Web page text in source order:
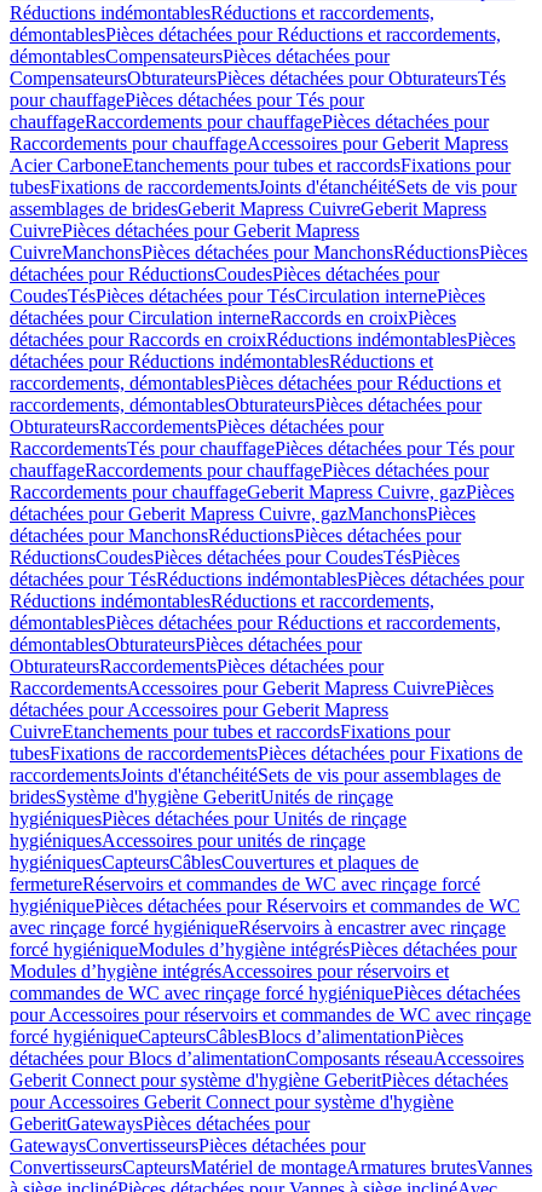
Réductions indémontablesRéductions et raccordements,
démontablesPièces détachées pour Réductions et raccordements,
démontablesCompensateursPièces détachées pour
CompensateursObturateursPièces détachées pour ObturateursTés
pour chauffagePièces détachées pour Tés pour
chauffageRaccordements pour chauffagePièces détachées pour
Raccordements pour chauffageAccessoires pour Geberit Mapress
Acier CarboneEtanchements pour tubes et raccordsFixations pour
tubesFixations de raccordementsJoints d'étanchéitéSets de vis pour
assemblages de bridesGeberit Mapress CuivreGeberit Mapress
CuivrePièces détachées pour Geberit Mapress
CuivreManchonsPièces détachées pour ManchonsRéductionsPièces
détachées pour RéductionsCoudesPièces détachées pour
CoudesTésPièces détachées pour TésCirculation internePièces
détachées pour Circulation interneRaccords en croixPièces
détachées pour Raccords en croixRéductions indémontablesPièces
détachées pour Réductions indémontablesRéductions et
raccordements, démontablesPièces détachées pour Réductions et
raccordements, démontablesObturateursPièces détachées pour
ObturateursRaccordementsPièces détachées pour
RaccordementsTés pour chauffagePièces détachées pour Tés pour
chauffageRaccordements pour chauffagePièces détachées pour
Raccordements pour chauffageGeberit Mapress Cuivre, gazPièces
détachées pour Geberit Mapress Cuivre, gazManchonsPièces
détachées pour ManchonsRéductionsPièces détachées pour
RéductionsCoudesPièces détachées pour CoudesTésPièces
détachées pour TésRéductions indémontablesPièces détachées pour
Réductions indémontablesRéductions et raccordements,
démontablesPièces détachées pour Réductions et raccordements,
démontablesObturateursPièces détachées pour
ObturateursRaccordementsPièces détachées pour
RaccordementsAccessoires pour Geberit Mapress CuivrePièces
détachées pour Accessoires pour Geberit Mapress
CuivreEtanchements pour tubes et raccordsFixations pour
tubesFixations de raccordementsPièces détachées pour Fixations de
raccordementsJoints d'étanchéitéSets de vis pour assemblages de
bridesSystème d'hygiène GeberitUnités de rinçage
hygiéniquesPièces détachées pour Unités de rinçage
hygiéniquesAccessoires pour unités de rinçage
hygiéniquesCapteursCâblesCouvertures et plaques de
fermetureRéservoirs et commandes de WC avec rinçage forcé
hygiéniquePièces détachées pour Réservoirs et commandes de WC
avec rinçage forcé hygiéniqueRéservoirs à encastrer avec rinçage
forcé hygiéniqueModules d’hygiène intégrésPièces détachées pour
Modules d’hygiène intégrésAccessoires pour réservoirs et
commandes de WC avec rinçage forcé hygiéniquePièces détachées
pour Accessoires pour réservoirs et commandes de WC avec rinçage
forcé hygiéniqueCapteursCâblesBlocs d’alimentationPièces
détachées pour Blocs d’alimentationComposants réseauAccessoires
Geberit Connect pour système d'hygiène GeberitPièces détachées
pour Accessoires Geberit Connect pour système d'hygiène
GeberitGatewaysPièces détachées pour
GatewaysConvertisseursPièces détachées pour
ConvertisseursCapteursMatériel de montageArmatures brutesVannes